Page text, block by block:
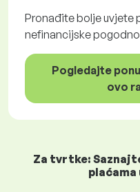
Pronađite bolje uvjete
nefinancijske
Pogledajte
ovo
Za tvrtke: